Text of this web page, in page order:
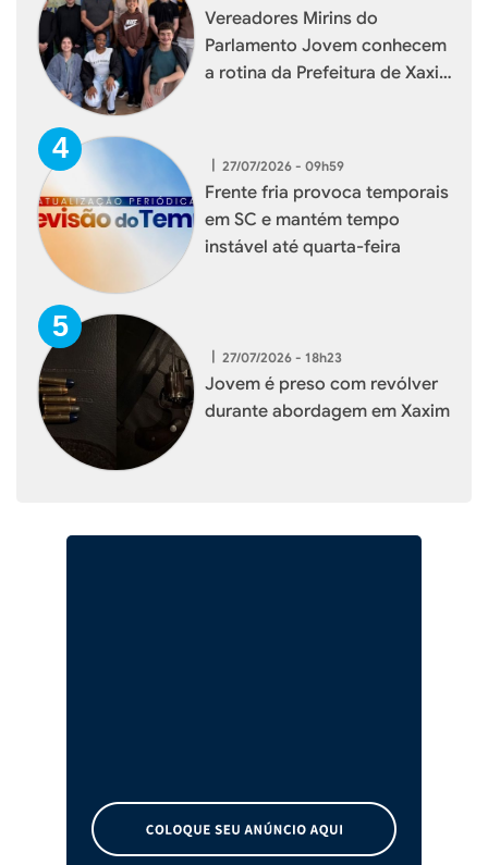
Vereadores Mirins do
Parlamento Jovem conhecem
a rotina da Prefeitura de Xaxim
| 27/07/2026 - 09h59
Frente fria provoca temporais
em SC e mantém tempo
instável até quarta-feira
| 27/07/2026 - 18h23
Jovem é preso com revólver
durante abordagem em Xaxim